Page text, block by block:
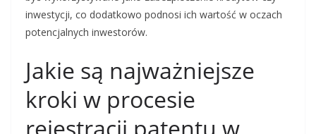
inwestycji, co dodatkowo podnosi ich wartość w oczach
potencjalnych inwestorów.
Jakie są najważniejsze
kroki w procesie